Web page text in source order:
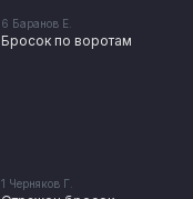
6 Баранов Е.
Бросок по воротам
1 Черняков Г.